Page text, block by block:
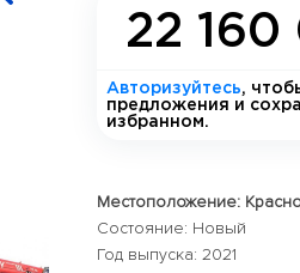
22 160
Авторизуйтесь,
предложения и
избранном.
Местоположение:
Состояние: Новый
Год выпуска: 2021